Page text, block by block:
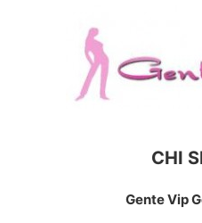
CHI
Gente Vip